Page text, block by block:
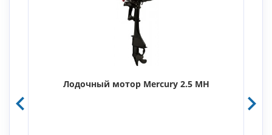
Лодочный мотор Mercury 2.5 MH